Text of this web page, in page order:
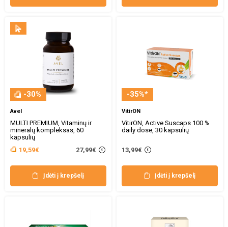
-30%
Avel
MULTI PREMIUM, Vitaminų ir
mineralų kompleksas, 60
kapsulių
19,59€
27,99€
Įdėti į krepšelį
-35%*
VitirON
VitirON, Active Suscaps 100 %
daily dose, 30 kapsulių
13,99€
Įdėti į krepšelį